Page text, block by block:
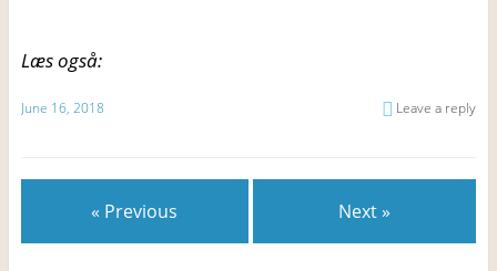
Læs også:
June 16, 2018 Leave a reply
« Previous Next »